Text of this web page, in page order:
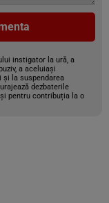
instigator la ură, a
a aceluiași
și la suspendarea
dezbaterile
pentru contribuția la o